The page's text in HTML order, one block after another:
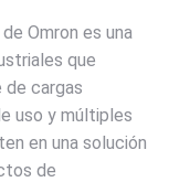
Omron es una
que
de cargas
uso y múltiples
en una solución
de